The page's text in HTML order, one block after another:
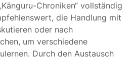
Chroniken“ vollständig
die Handlung mit
oder nach
um verschiedene
Durch den Austausch